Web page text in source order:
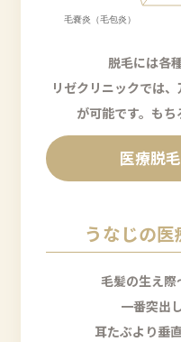
脱毛には各
リゼクリニックでは
が可能です。 もち
医療脱
うなじの
毛髪の生え際
一番突出
耳たぶより垂